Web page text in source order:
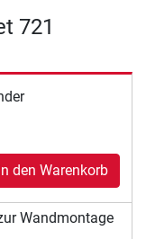
721
den Warenkorb
Wandmontage